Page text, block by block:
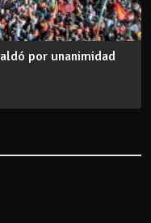
por unanimidad